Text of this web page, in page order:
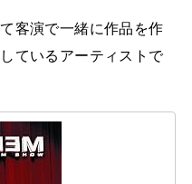
客演で一緒に作品を作
ているアーティストで